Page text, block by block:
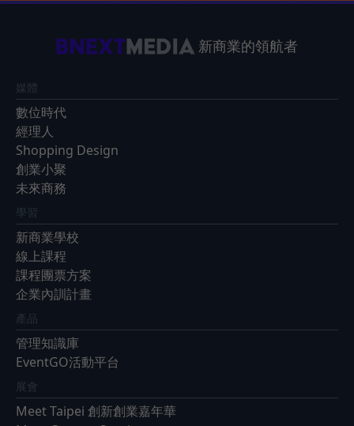
新商業的領航者
媒體
數位時代
經理人
Shopping Design
創業小聚
未來商務
學習
新商業學校
線上課程
課程團票方案
企業內訓計畫
產品
管理知識庫
EventGO活動平台
展會
Meet Taipei 創新創業嘉年華